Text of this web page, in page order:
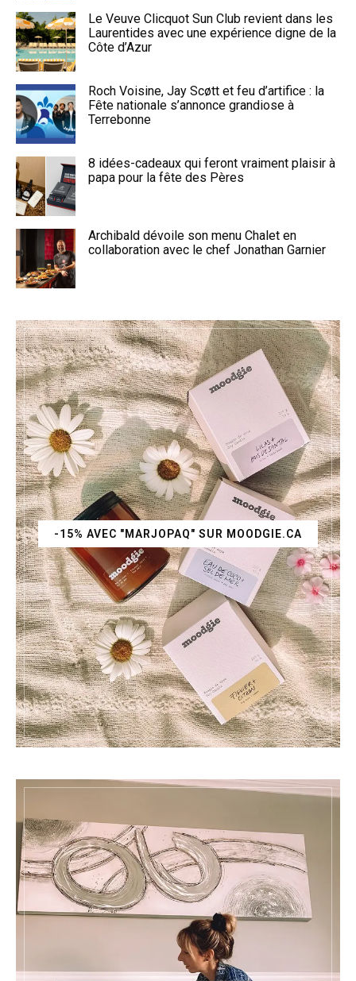
Le Veuve Clicquot Sun Club revient dans les
Laurentides avec une expérience digne de la
Côte d’Azur
Roch Voisine, Jay Scøtt et feu d’artifice : la
Fête nationale s’annonce grandiose à
Terrebonne
8 idées-cadeaux qui feront vraiment plaisir à
papa pour la fête des Pères
Archibald dévoile son menu Chalet en
collaboration avec le chef Jonathan Garnier
-15% AVEC "MARJOPAQ" SUR MOODGIE.CA